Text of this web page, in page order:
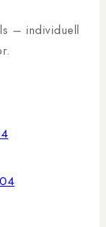
– individuell